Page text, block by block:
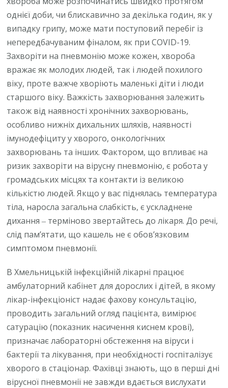
однієї доби, чи блискавично за декілька годин, як у
випадку грипу, може мати поступовий перебіг із
непередбачуваним фіналом, як при COVID-19.
Захворіти на пневмонію може кожен, хвороба
вражає як молодих людей, так і людей похилого
віку, проте важче хворіють маленькі діти і люди
старшого віку. Важкість захворювання залежить
також від наявності хронічних захворювань,
особливо нижніх дихальних шляхів, наявності
імунодефіциту у хворого, онкологічних
захворювань та інших. Фактором, що впливає на
ризик захворіти на вірусну пневмонію, є робота у
громадських місцях та контакти із великою
кількістю людей. Якщо у вас піднялась температура
тіла, наросла загальна слабкість, є ускладнене
дихання ‒ терміново звертайтесь до лікаря. До речі,
слід пам’ятати, що кашель не є обов’язковим
симптомом пневмонії.
В Хмельницькій інфекційній лікарні працює
амбулаторний кабінет для дорослих і дітей, в якому
лікар-інфекціоніст надає фахову консультацію,
проводить загальний огляд пацієнта, вимірює
сатурацію (показник насичення киснем крові),
призначає лабораторні обстеження на віруси і
бактерії та лікування, при необхідності госпіталізує
хворого в стаціонар. Фахівці знають, що в перші дні
вірусної пневмонії не завжди вдається вислухати